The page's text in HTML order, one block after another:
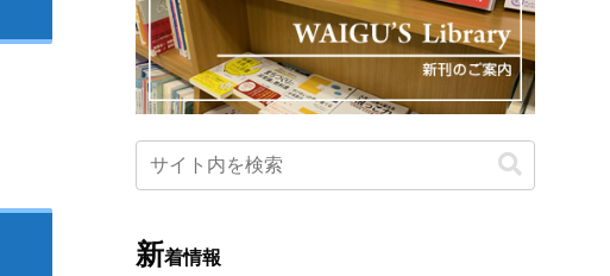
新着情報